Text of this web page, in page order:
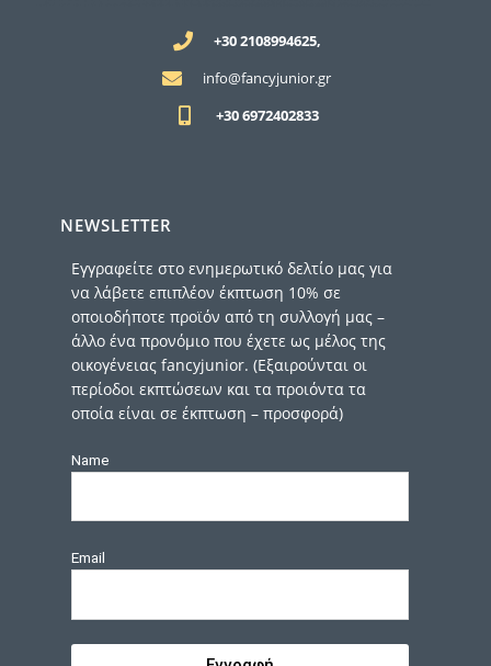
+30 2108994625,
info@fancyjunior.gr
+30 6972402833
NEWSLETTER
Εγγραφείτε στο ενημερωτικό δελτίο μας για
να λάβετε επιπλέον έκπτωση 10% σε
οποιοδήποτε προϊόν από τη συλλογή μας –
άλλο ένα προνόμιο που έχετε ως μέλος της
οικογένειας fancyjunior. (Εξαιρούνται οι
περίοδοι εκπτώσεων και τα προιόντα τα
οποία είναι σε έκπτωση – προσφορά)
Name
Email